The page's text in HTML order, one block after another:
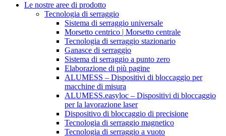
Le nostre aree di prodotto
Tecnologia di serraggio
Sistema di serraggio universale
Morsetto centrico | Morsetto centrale
Tecnologia di serraggio stazionario
Ganasce di serraggio
Sistema di serraggio a punto zero
Elaborazione di più pagine
ALUMESS – Dispositivi di bloccaggio per
macchine di misura
ALUMESS.easyloc – Dispositivi di bloccaggio
per la lavorazione laser
Dispositivo di bloccaggio di precisione
Tecnologia di serraggio magnetico
Tecnologia di serraggio a vuoto